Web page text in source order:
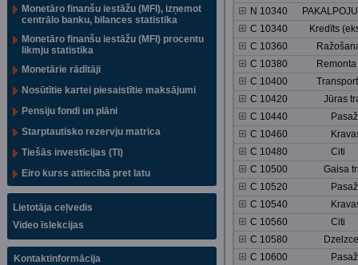
Monetāro finanšu iestāžu (MFI), izņemot
centrālo banku, bilances statistika
Monetāro finanšu iestāžu (MFI) procentu
likmju statistika
Monetārie rādītāji
Nosūtītie kartei piesaistītie maksājumi
Pensiju fondi un plāni
Starptautisko rezervju matrica
Tiešās investīcijas (TI)
Eiro kurss attiecībā pret latu
Lietotāja ceļvedis
Video īslekcijas
Kontaktinformācija
N 10340
C 10340 Kredīts
C 10360
C 10380 Remonta
C 10400 Transporta
C 10420 Jūras
C 10440
C 10460
C 10480 Citi
C 10500 Gaisa
C 10520
C 10540
C 10560 Citi
C 10580 Dzelzceļa
C 10600